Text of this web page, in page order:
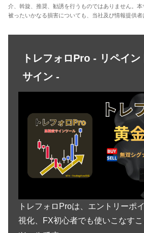
介、斡旋、推奨、勧誘を行うものではありません。
被ったいかなる損害についても、当社及び情報提供者
トレフォロPro - リペイ
サイン -
トレフォロProは、エントリーポ
視化、FX初心者でも使いこなす